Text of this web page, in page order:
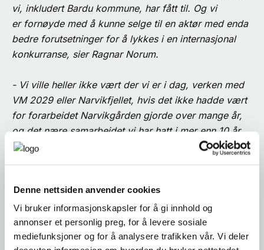
Denne nettsiden anvender cookies
Vi bruker informasjonskapsler for å gi innhold og
annonser et personlig preg, for å levere sosiale
mediefunksjoner og for å analysere trafikken vår. Vi deler
vi, inkludert Bardu kommune, har fått til. Og vi
er fornøyde med å kunne selge til en aktør med enda
bedre forutsetninger for å lykkes i en internasjonal
konkurranse, sier Ragnar Norum.
- Vi ville heller ikke vært der vi er i dag, verken med
VM 2029 eller Narvikfjellet, hvis det ikke hadde vært
for forarbeidet Narvikgården gjorde over mange år,
og det nære samarbeidet vi har hatt i mer enn 10 år.
glade for at Norway’s Best vil føre dette videre, sier
Ragnar Norum.